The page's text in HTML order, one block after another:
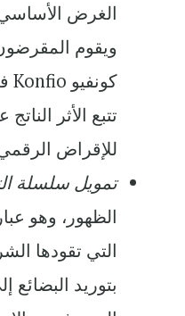
الغرض الأساسي
ويقوم
كونفيوKonfioفي
تتبع الأثر
للإقراض الرقمي.
تمويل سلسلة
الظهور، وهو
التي تقودها
بتوريد البضائع